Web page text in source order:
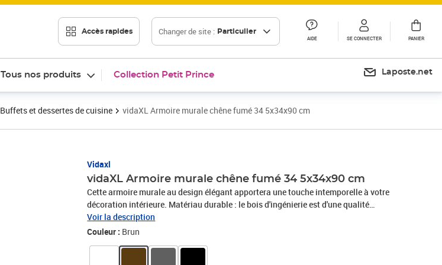
Accès rapides Changer de site : Particulier
AIDE SE CONNECTER PANIER
Tous nos produits Collection Petit Prince Laposte.net
Buffets et dessertes de cuisine vidaXL Armoire murale chêne fumé 34 5x34x90 cm
Vidaxl
vidaXL Armoire murale chêne fumé 34 5x34x90 cm
Cette armoire murale au design élégant apportera une touche intemporelle à votre
décoration intérieure. Matériau durable : le bois d'ingénierie est d'une qualité
exceptionnelle avec une surface lisse et se caractérise également par sa solidité,
stabilité et résistance à l'humidité. Fabriquée en bois d'ingénierie, cette armoire de
Voir la description
Couleur : Brun